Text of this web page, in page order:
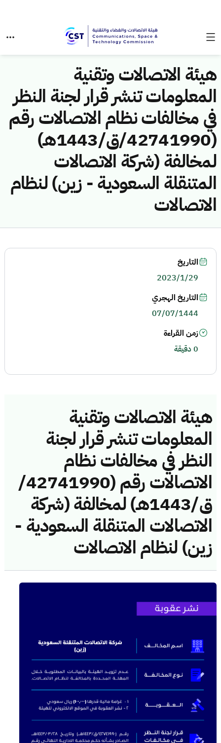
هيئة الاتصالات وتقنية
المعلومات تنشر قرار لجنة النظر
في مخالفات نظام الاتصالات رقم
(42741990/ق/1443هـ)
لمخالفة (شركة الاتصالات
المتنقلة السعودية - زين) لنظام
الاتصالات
هيئة الاتصالات وتقنية
المعلومات تنشر قرار لجنة
النظر في مخالفات نظام
الاتصالات رقم (42741990/
ق/1443هـ) لمخالفة (شركة
الاتصالات المتنقلة السعودية -
زين) لنظام الاتصالات
التاريخ
2023/1/29
التاريخ الهجري
07/07/1444
زمن القراءة
0 دقيقة